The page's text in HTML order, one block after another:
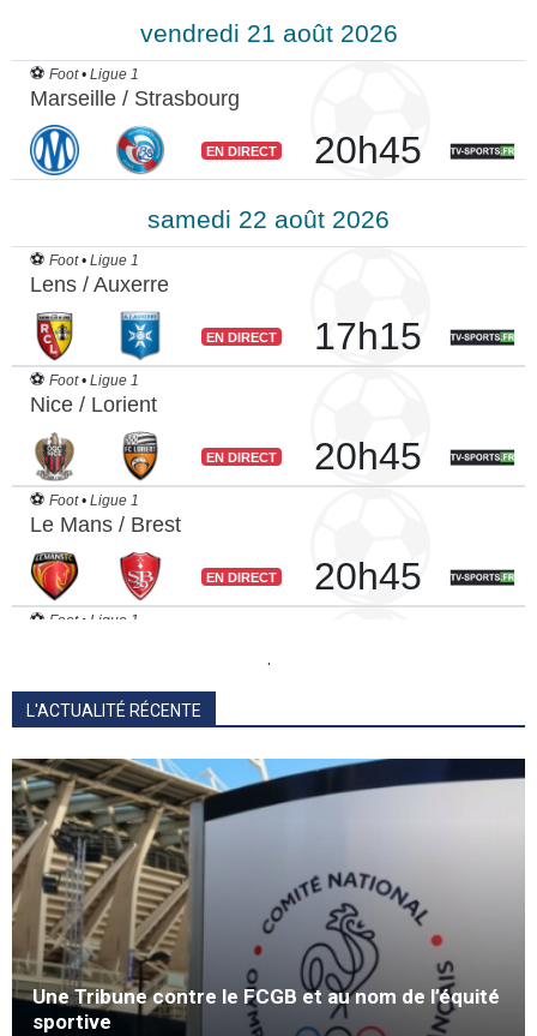
.
L'ACTUALITÉ RÉCENTE
Une Tribune contre le FCGB et au nom de l’équité
sportive